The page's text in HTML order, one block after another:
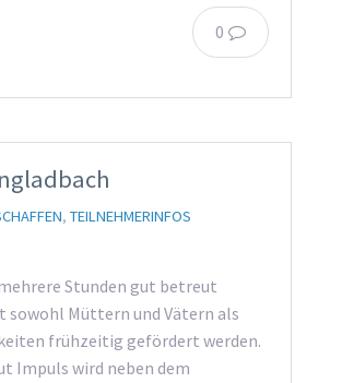
0
, TEILNEHMERINFOS
Stunden gut betreut
Müttern und Vätern als
frühzeitig gefördert werden.
Impuls wird neben dem